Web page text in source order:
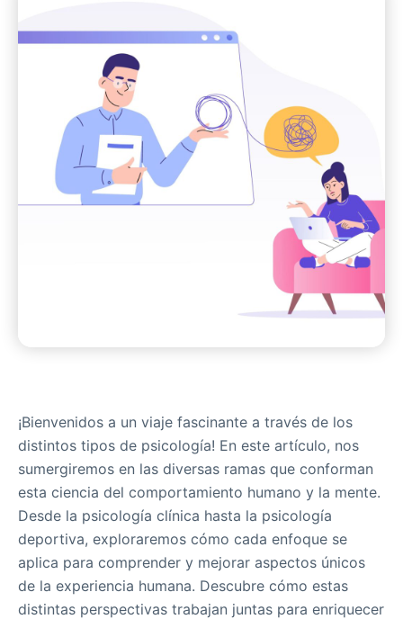
¡Bienvenidos a un viaje fascinante a través de los
distintos tipos de psicología! En este artículo, nos
sumergiremos en las diversas ramas que conforman
esta ciencia del comportamiento humano y la mente.
Desde la psicología clínica hasta la psicología
deportiva, exploraremos cómo cada enfoque se
aplica para comprender y mejorar aspectos únicos
de la experiencia humana. Descubre cómo estas
distintas perspectivas trabajan juntas para enriquecer